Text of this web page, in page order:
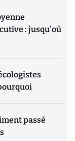
: jusqu'où
passé